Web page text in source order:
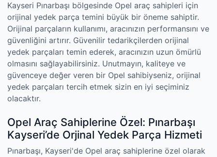
Kayseri Pınarbaşı bölgesinde Opel araç sahipleri için
orijinal yedek parça temini büyük bir öneme sahiptir.
Orijinal parçaların kullanımı, aracınızın performansını ve
güvenliğini artırır. Güvenilir tedarikçilerden orijinal
yedek parçaları temin ederek, aracınızın uzun ömürlü
olmasını sağlayabilirsiniz. Unutmayın, kaliteye ve
güvenceye değer veren bir Opel sahibiyseniz, orijinal
yedek parçaları tercih etmek sizin en iyi seçiminiz
olacaktır.
Opel Araç Sahiplerine Özel: Pınarbaşı
Kayseri’de Orjinal Yedek Parça Hizmeti
Pınarbaşı, Kayseri'de Opel araç sahiplerine özel olarak